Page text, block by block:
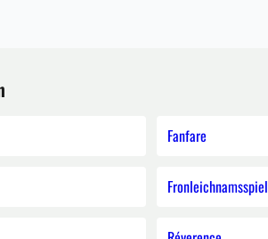
Fanfare
Fronleichnamsspiel